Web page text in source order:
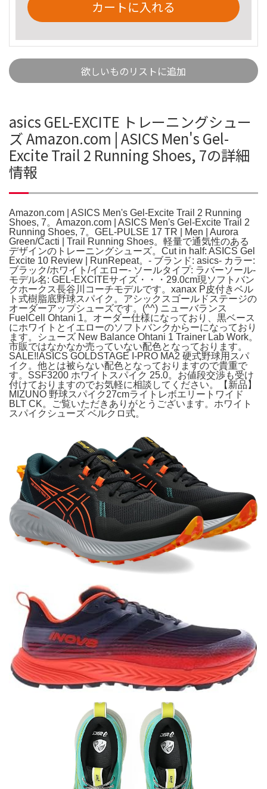
カートに入れる
欲しいものリストに追加
asics GEL-EXCITE トレーニングシュー
ズ Amazon.com | ASICS Men's Gel-
Excite Trail 2 Running Shoes, 7の詳細
情報
Amazon.com | ASICS Men's Gel-Excite Trail 2 Running
Shoes, 7。Amazon.com | ASICS Men's Gel-Excite Trail 2
Running Shoes, 7。GEL-PULSE 17 TR | Men | Aurora
Green/Cacti | Trail Running Shoes。軽量で通気性のある
デザインのトレーニングシューズ。Cut in half: ASICS Gel
Excite 10 Review | RunRepeat。- ブランド: asics- カラー:
ブラック/ホワイト/イエロー- ソールタイプ: ラバーソール-
モデル名: GEL-EXCITEサイズ・・・29.0cm現ソフトバン
クホークス長谷川コーチモデルです。xanax P皮付きベル
ト式樹脂底野球スパイク。アシックスゴールドステージの
オーダーアップシューズです。(⁠^⁠^⁠) ニューバランス
FuelCell Ohtani 1。オーダー仕様になっており、黒ベース
にホワイトとイエローのソフトバンクからーになっており
ます。シューズ New Balance Ohtani 1 Trainer Lab Work。
市販ではなかなか売っていない配色となっております。
SALE‼️ASICS GOLDSTAGE I-PRO MA2 硬式野球用スパ
イク。他とは被らない配色となっておりますので貴重で
す。SSF3200 ホワイトスパイク 25.0。お値段交渉も受け
付けておりますのでお気軽に相談してください。【新品】
MIZUNO 野球スパイク27cmライトレボエリートワイド
BLT CK。ご覧いただきありがとうございます。ホワイト
スパイクシューズ ベルクロ式。